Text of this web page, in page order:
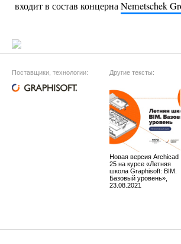
входит в состав концернаNemetschek
Поставщики, технологии: Другие тексты:
Новая версия Archicad
25 на курсе «Летняя
школа Graphisoft: BIM.
Базовый уровень»,
23.08.2021